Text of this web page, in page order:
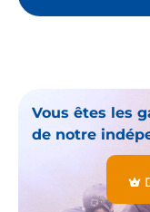
Vous êtes les
de notre